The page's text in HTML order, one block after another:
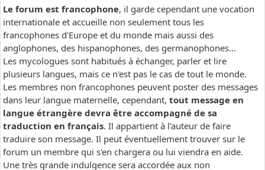
Le forum est francophone, il garde cependant une vocation
internationale et accueille non seulement tous les
francophones d'Europe et du monde mais aussi des
anglophones, des hispanophones, des germanophones...
Les mycologues sont habitués à échanger, parler et lire
plusieurs langues, mais ce n'est pas le cas de tout le monde.
Les membres non francophones peuvent poster des messages
dans leur langue maternelle, cependant, tout message en
langue étrangère devra être accompagné de sa
traduction en français. Il appartient à l'auteur de faire
traduire son message. Il peut éventuellement trouver sur le
forum un membre qui s'en chargera ou lui viendra en aide.
Une très grande indulgence sera accordée aux non